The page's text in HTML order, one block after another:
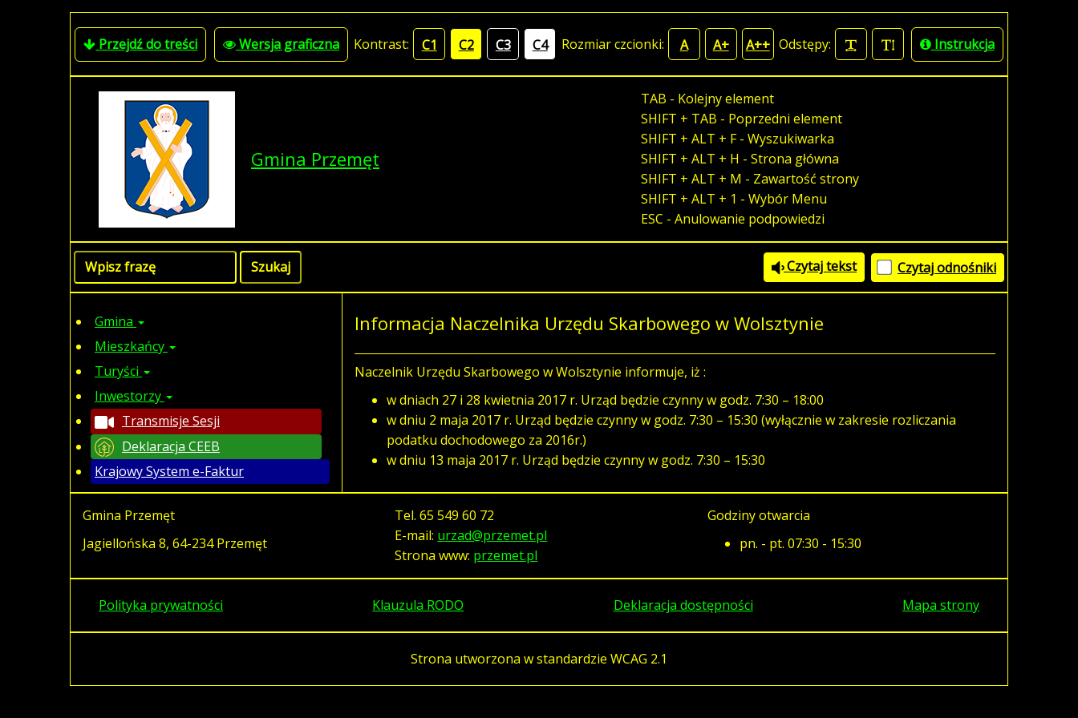
Przejdź do treści Wersja graficzna Kontrast: C1 C2 C3 C4 Rozmiar czcionki: A A+ A++ Odstępy: Instrukcja
Gmina Przemęt
TAB - Kolejny element
SHIFT + TAB - Poprzedni element
SHIFT + ALT + F - Wyszukiwarka
SHIFT + ALT + H - Strona główna
SHIFT + ALT + M - Zawartość strony
SHIFT + ALT + 1 - Wybór Menu
ESC - Anulowanie podpowiedzi
Czytaj tekst Czytaj odnośniki
Gmina
Mieszkańcy
Turyści
Inwestorzy
Transmisje Sesji
Deklaracja CEEB
Krajowy System e-Faktur
Informacja Naczelnika Urzędu Skarbowego w Wolsztynie
Naczelnik Urzędu Skarbowego w Wolsztynie informuje, iż :
w dniach 27 i 28 kwietnia 2017 r. Urząd będzie czynny w godz. 7:30 – 18:00
w dniu 2 maja 2017 r. Urząd będzie czynny w godz. 7:30 – 15:30 (wyłącznie w zakresie rozliczania
podatku dochodowego za 2016r.)
w dniu 13 maja 2017 r. Urząd będzie czynny w godz. 7:30 – 15:30
Gmina Przemęt
Jagiellońska 8, 64-234 Przemęt
Tel.65 549 60 72
E-mail: urzad@przemet.pl
Strona www: przemet.pl
Godziny otwarcia
pn. - pt. 07:30 - 15:30
Polityka prywatności Klauzula RODO Deklaracja dostępności Mapa strony
Strona utworzona w standardzie WCAG 2.1